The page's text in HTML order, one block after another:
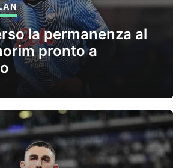
la permanenza al
pronto a